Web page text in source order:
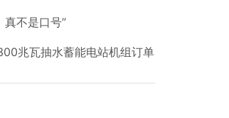
真不是口号”
兆瓦抽水蓄能电站机组订单